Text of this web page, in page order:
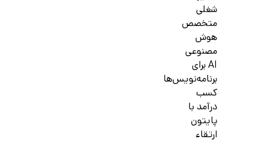
شغلی
متخصص
هوش
مصنوعی
AI برای
برنامه‌نویس‌ها
کسب
درآمد با
پایتون
ارتقاء